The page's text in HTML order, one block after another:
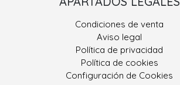
González, Nº 9
Porriño, O
986 330 928
Condiciones de venta
Aviso legal
Política de privacidad
Política de cookies
Configuración de Cookies